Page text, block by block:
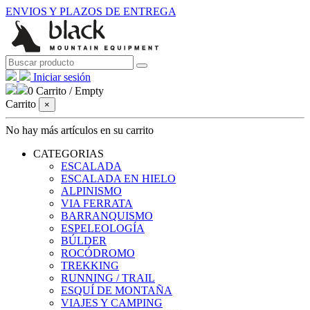
ENVIOS Y PLAZOS DE ENTREGA
Iniciar sesión
0 Carrito /Empty
Carrito
×
No hay más artículos en su carrito
CATEGORIAS
ESCALADA
ESCALADA EN HIELO
ALPINISMO
VIA FERRATA
BARRANQUISMO
ESPELEOLOGÍA
BÚLDER
ROCÓDROMO
TREKKING
RUNNING / TRAIL
ESQUÍ DE MONTAÑA
VIAJES Y CAMPING